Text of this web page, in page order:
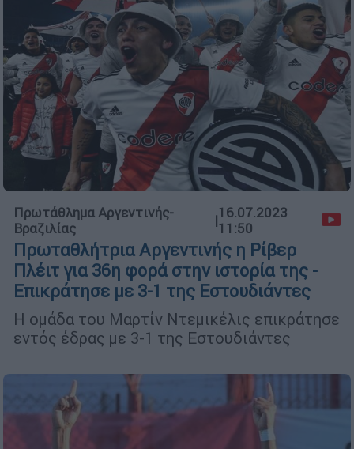
Πρωτάθλημα Αργεντινής-
Βραζιλίας
|16.07.2023
11:50
Πρωταθλήτρια Αργεντινής η Ρίβερ
Πλέιτ για 36η φορά στην ιστορία της -
Eπικράτησε με 3-1 της Εστουδιάντες
Η ομάδα του Μαρτίν Ντεμικέλις επικράτησε
εντός έδρας με 3-1 της Εστουδιάντες